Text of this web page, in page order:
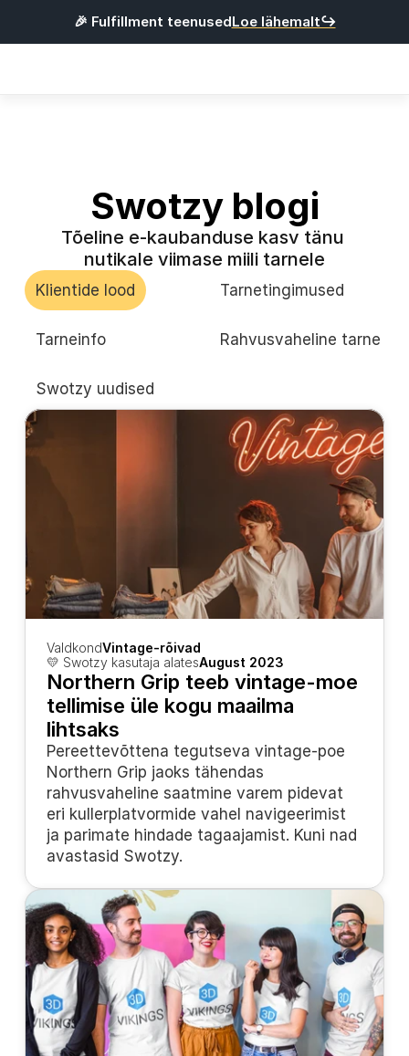
🎉 Fulfillment teenusedLoe lähemalt↪
Logi sisse
eeru
Swotzy blogi
Tõeline e-kaubanduse kasv tänu
nutikale viimase miili tarnele
Klientide lood Tarnetingimused
Tarneinfo Rahvusvaheline tarne
Swotzy uudised
ValdkondVintage-rõivad
💛 Swotzy kasutaja alatesAugust 2023
Northern Grip teeb vintage-moe
tellimise üle kogu maailma
lihtsaks
Pereettevõttena tegutseva vintage-poe
Northern Grip jaoks tähendas
rahvusvaheline saatmine varem pidevat
eri kullerplatvormide vahel navigeerimist
ja parimate hindade tagaajamist. Kuni nad
avastasid Swotzy.